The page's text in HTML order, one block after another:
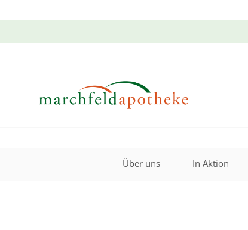
Über uns In Aktion